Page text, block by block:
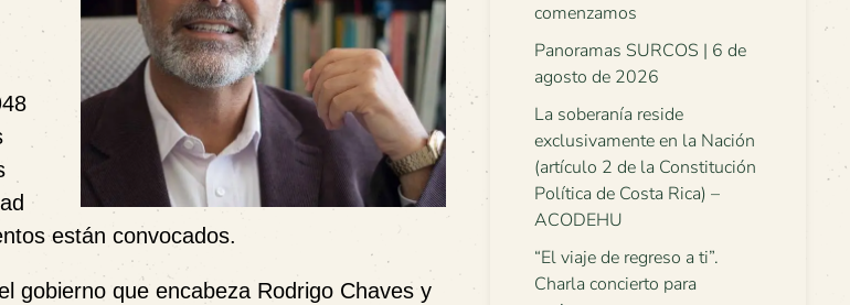
están convocados.
gobierno que encabeza Rodrigo Chaves y
comenzamos
Panoramas SURCOS | 6 de
agosto de 2026
La soberanía reside
exclusivamente en la Nación
(artículo 2 de la Constitución
Política de Costa Rica) –
ACODEHU
“El viaje de regreso a ti”.
Charla concierto para